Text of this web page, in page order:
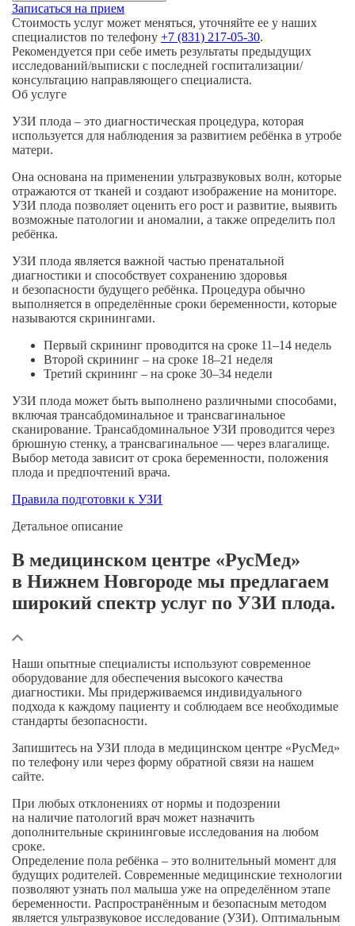
Записаться на прием
Стоимость услуг может меняться, уточняйте ее у наших
специалистов по телефону +7 (831) 217-05-30.
Рекомендуется при себе иметь результаты предыдущих
исследований/выписки с последней госпитализации/
консультацию направляющего специалиста.
Об услуге
УЗИ плода – это диагностическая процедура, которая
используется для наблюдения за развитием ребёнка в утробе
матери.
Она основана на применении ультразвуковых волн, которые
отражаются от тканей и создают изображение на мониторе.
УЗИ плода позволяет оценить его рост и развитие, выявить
возможные патологии и аномалии, а также определить пол
ребёнка.
УЗИ плода является важной частью пренатальной
диагностики и способствует сохранению здоровья
и безопасности будущего ребёнка. Процедура обычно
выполняется в определённые сроки беременности, которые
называются скринингами.
Первый скрининг проводится на сроке 11–14 недель
Второй скрининг – на сроке 18–21 неделя
Третий скрининг – на сроке 30–34 недели
УЗИ плода может быть выполнено различными способами,
включая трансабдоминальное и трансвагинальное
сканирование. Трансабдоминальное УЗИ проводится через
брюшную стенку, а трансвагинальное — через влагалище.
Выбор метода зависит от срока беременности, положения
плода и предпочтений врача.
Правила подготовки к УЗИ
Детальное описание
В медицинском центре «РусМед»
в Нижнем Новгороде мы предлагаем
широкий спектр услуг по УЗИ плода.
Наши опытные специалисты используют современное
оборудование для обеспечения высокого качества
диагностики. Мы придерживаемся индивидуального
подхода к каждому пациенту и соблюдаем все необходимые
стандарты безопасности.
Запишитесь на УЗИ плода в медицинском центре «РусМед»
по телефону или через форму обратной связи на нашем
сайте.
При любых отклонениях от нормы и подозрении
на наличие патологий врач может назначить
дополнительные скрининговые исследования на любом
сроке.
Определение пола ребёнка – это волнительный момент для
будущих родителей. Современные медицинские технологии
позволяют узнать пол малыша уже на определённом этапе
беременности. Распространённым и безопасным методом
является ультразвуковое исследование (УЗИ). Оптимальным